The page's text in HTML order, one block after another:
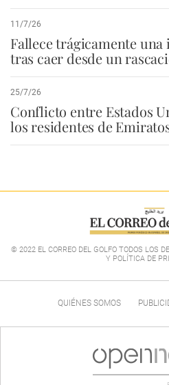
11/7/26
Fallece trágicamente
tras caer desde un
25/7/26
Conflicto entre Estados
los residentes de
© 2022 EL CORREO DEL GOLFO TODOS LOS
Y POLÍTICA DE
QUIÉNES SOMOS